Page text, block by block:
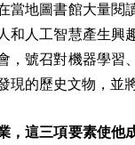
當地圖書館大量閱
和人工智慧產生興
，號召對機器學習
現的歷史文物，並
，這三項要素使他